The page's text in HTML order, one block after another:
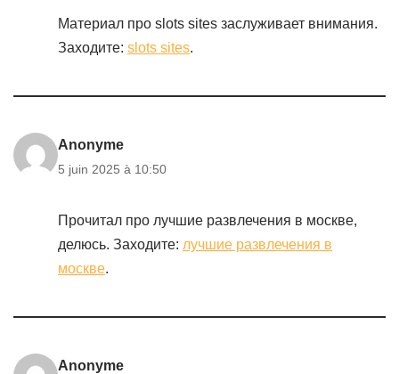
Материал про slots sites заслуживает внимания.
Заходите: slots sites.
Anonyme
5 juin 2025 à 10:50
Прочитал про лучшие развлечения в москве,
делюсь. Заходите: лучшие развлечения в
москве.
Anonyme